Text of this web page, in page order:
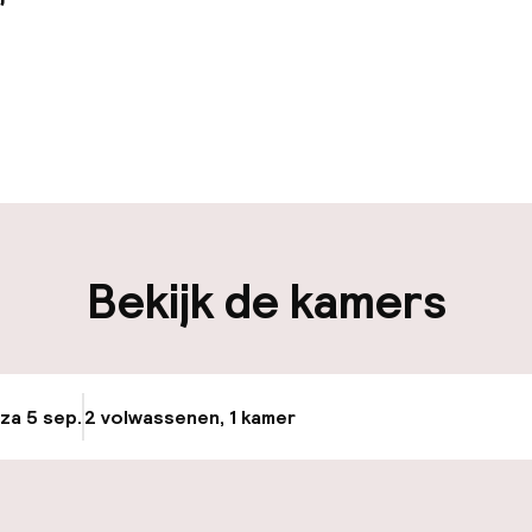
op eigen
op eigen
Openbaar
Bekijk de kamers
5 sep.2 volwassenen, 1 kamer